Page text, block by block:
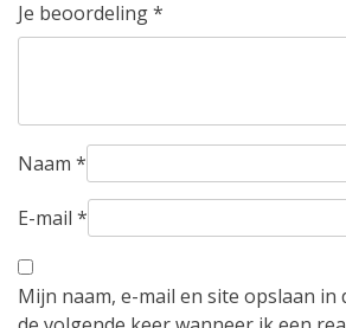
Je beoordeling*
Naam *
E-mail *
Mijn naam, e-mail en site opslaan